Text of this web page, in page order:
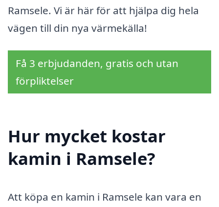
Ramsele. Vi är här för att hjälpa dig hela
vägen till din nya värmekälla!
Få 3 erbjudanden, gratis och utan
förpliktelser
Hur mycket kostar
kamin i Ramsele?
Att köpa en kamin i Ramsele kan vara en